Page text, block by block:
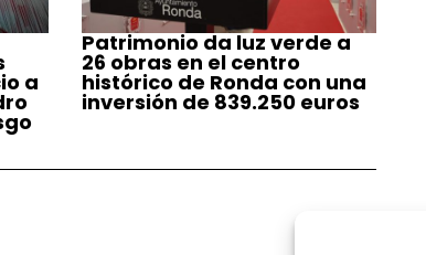
a
Patrimonio da luz verde a
26 obras en el centro
histórico de Ronda con una
inversión de 839.250 euros